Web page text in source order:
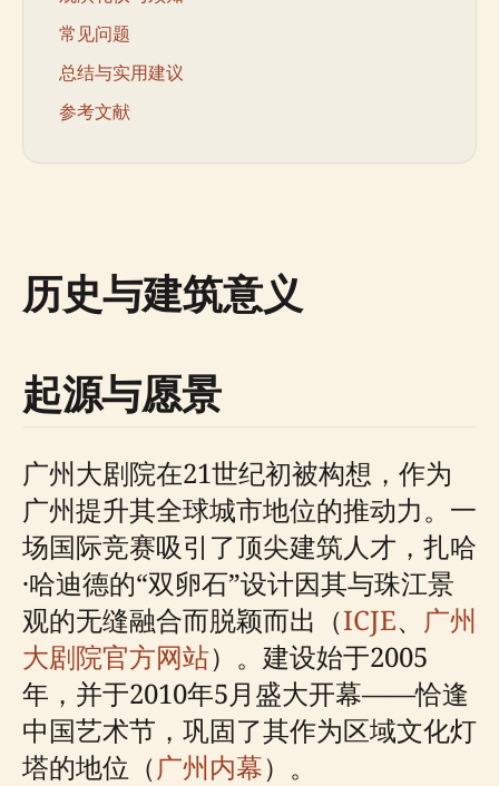
常见问题
总结与实用建议
参考文献
历史与建筑意义
起源与愿景
广州大剧院在21世纪初被构想，作为
广州提升其全球城市地位的推动力。一
场国际竞赛吸引了顶尖建筑人才，扎哈
·哈迪德的“双卵石”设计因其与珠江景
观的无缝融合而脱颖而出（ICJE、 广州
大剧院官方网站）。建设始于2005
年，并于2010年5月盛大开幕——恰逢
中国艺术节，巩固了其作为区域文化灯
塔的地位（广州内幕）。